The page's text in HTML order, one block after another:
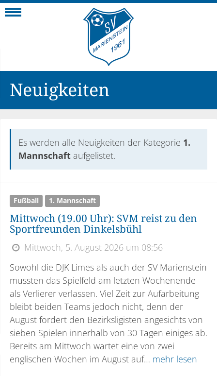
Neuigkeiten
Es werden alle Neuigkeiten der Kategorie 1.
Mannschaft aufgelistet.
Fußball 1. Mannschaft
Mittwoch (19.00 Uhr): SVM reist zu den
Sportfreunden Dinkelsbühl
Mittwoch, 5. August 2026 um 08:56
Sowohl die DJK Limes als auch der SV Marienstein
mussten das Spielfeld am letzten Wochenende
als Verlierer verlassen. Viel Zeit zur Aufarbeitung
bleibt beiden Teams jedoch nicht, denn der
August fordert den Bezirksligisten angesichts von
sieben Spielen innerhalb von 30 Tagen einiges ab.
Bereits am Mittwoch wartet eine von zwei
englischen Wochen im August auf… mehr lesen